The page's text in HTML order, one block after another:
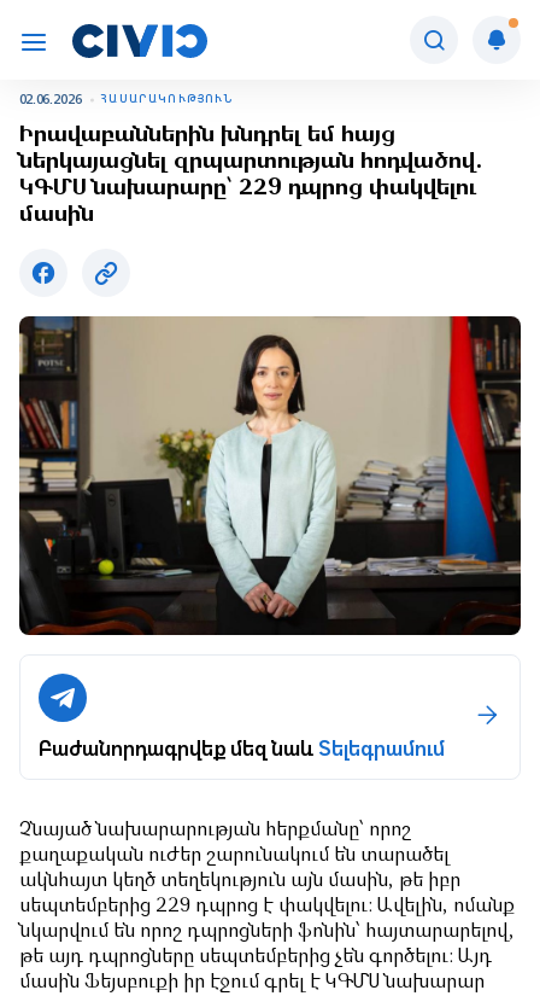
02.06.2026 ՀԱՍԱՐԱԿՈՒԹՅՈՒՆ
Իրավաբաններին խնդրել եմ հայց
ներկայացնել զրպարտության հոդվածով.
ԿԳՄՍ նախարարը՝ 229 դպրոց փակվելու
մասին
Բաժանորդագրվեք մեզ նաևՏելեգրամում
Չնայած նախարարության հերքմանը՝ որոշ
քաղաքական ուժեր շարունակում են տարածել
ակնհայտ կեղծ տեղեկություն այն մասին, թե իբր
սեպտեմբերից 229 դպրոց է փակվելու: Ավելին, ոմանք
նկարվում են որոշ դպրոցների ֆոնին՝ հայտարարելով,
թե այդ դպրոցները սեպտեմբերից չեն գործելու: Այդ
մասին Ֆեյսբուքի իր էջում գրել է ԿԳՄՍ նախարար